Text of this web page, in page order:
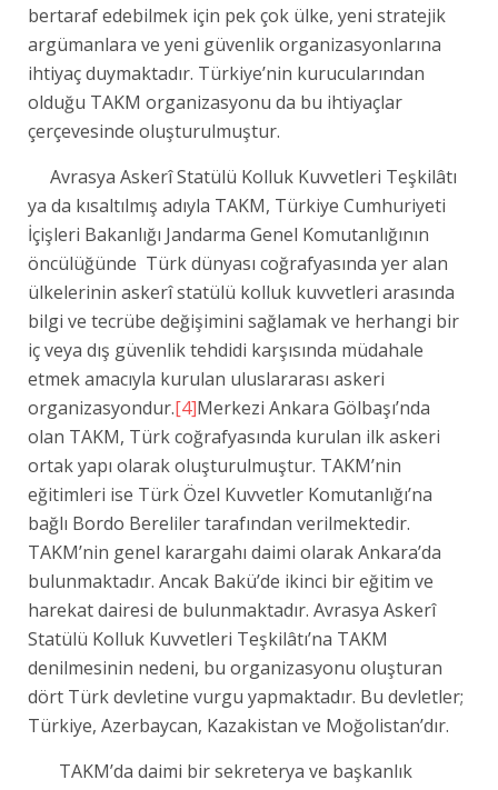
bertaraf edebilmek için pek çok ülke, yeni stratejik
argümanlara ve yeni güvenlik organizasyonlarına
ihtiyaç duymaktadır. Türkiye’nin kurucularından
olduğu TAKM organizasyonu da bu ihtiyaçlar
çerçevesinde oluşturulmuştur.
Avrasya Askerî Statülü Kolluk Kuvvetleri Teşkilâtı
ya da kısaltılmış adıyla TAKM, Türkiye Cumhuriyeti
İçişleri Bakanlığı Jandarma Genel Komutanlığının
öncülüğünde Türk dünyası coğrafyasında yer alan
ülkelerinin askerî statülü kolluk kuvvetleri arasında
bilgi ve tecrübe değişimini sağlamak ve herhangi bir
iç veya dış güvenlik tehdidi karşısında müdahale
etmek amacıyla kurulan uluslararası askeri
organizasyondur.[4]Merkezi Ankara Gölbaşı’nda
olan TAKM, Türk coğrafyasında kurulan ilk askeri
ortak yapı olarak oluşturulmuştur. TAKM’nin
eğitimleri ise Türk Özel Kuvvetler Komutanlığı’na
bağlı Bordo Bereliler tarafından verilmektedir.
TAKM’nin genel karargahı daimi olarak Ankara’da
bulunmaktadır. Ancak Bakü’de ikinci bir eğitim ve
harekat dairesi de bulunmaktadır. Avrasya Askerî
Statülü Kolluk Kuvvetleri Teşkilâtı’na TAKM
denilmesinin nedeni, bu organizasyonu oluşturan
dört Türk devletine vurgu yapmaktadır. Bu devletler;
Türkiye, Azerbaycan, Kazakistan ve Moğolistan’dır.
TAKM’da daimi bir sekreterya ve başkanlık